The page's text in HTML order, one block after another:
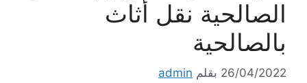
الصالحية نقل أثاث
بالصالحية
26/04/2022 بقلم admin